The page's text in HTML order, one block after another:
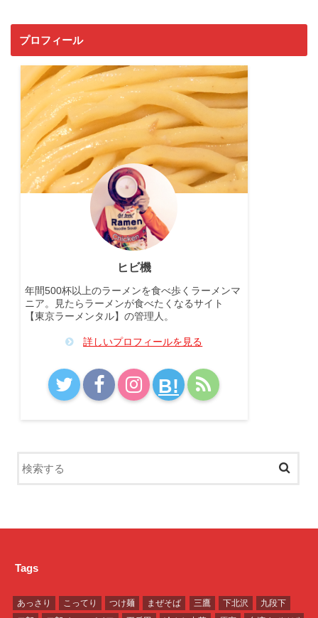
プロフィール
ヒビ機
年間500杯以上のラーメンを食べ歩くラーメンマ
ニア。見たらラーメンが食べたくなるサイト
【東京ラーメンタル】の管理人。
詳しいプロフィールを見る
B!
Tags
あっさり こってり つけ麺 まぜそば 三鷹 下北沢
九段下